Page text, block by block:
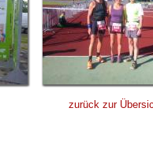
zurück zur